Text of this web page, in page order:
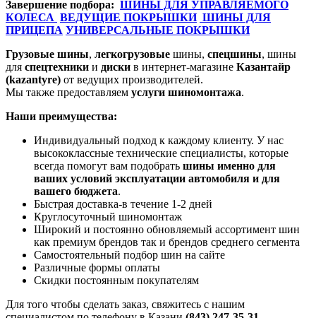
Завершение подбора: ШИНЫ ДЛЯ УПРАВЛЯЕМОГО
КОЛЕСА ВЕДУЩИЕ ПОКРЫШКИ ШИНЫ ДЛЯ
ПРИЦЕПА УНИВЕРСАЛЬНЫЕ ПОКРЫШКИ
Грузовые шины, легкогрузовые шины, спецшины, шины
для спецтехники и диски в интернет-магазине Казантайр
(kazantyre) от ведущих производителей.
Мы также предоставляем услуги шиномонтажа.
Наши преимущества:
Индивидуальный подход к каждому клиенту. У нас
высококлассные технические специалисты, которые
всегда помогут вам подобрать шины именно для
ваших условий эксплуатации автомобиля и для
вашего бюджета.
Быстрая доставка-в течение 1-2 дней
Круглосуточный шиномонтаж
Широкий и постоянно обновляемый ассортимент шин
как премиум брендов так и брендов среднего сегмента
Самостоятельный подбор шин на сайте
Различные формы оплаты
Скидки постоянным покупателям
Для того чтобы сделать заказ, свяжитесь с нашим